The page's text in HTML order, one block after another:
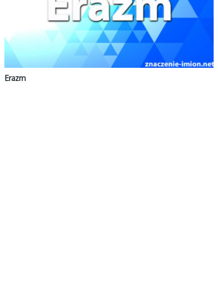
Erazm